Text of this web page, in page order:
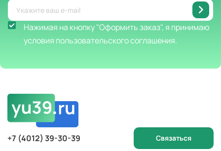
Нажимая на кнопку "Оформить заказ", я принимаю
условия пользовательского соглашения.
+7 (4012) 39-30-39 Связаться